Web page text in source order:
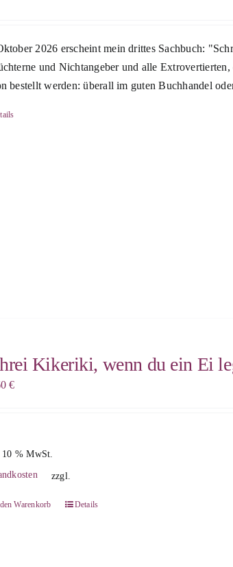
2026 erscheint mein drittes Sachbuch:
und Nichtangeber und alle
bestellt werden: überall im guten Buchhandel
Kikeriki, wenn du ein Ei
€
% MwSt.
zzgl.
Warenkorb Details